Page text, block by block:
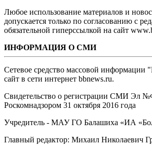
Любое использование материалов и
допускается только по согласованию с
обязательной гиперссылкой на сайт
ИНФОРМАЦИЯ О СМИ
Сетевое средство массовой информации
сайт в сети интернет bbnews.ru.
Свидетельство о регистрации СМИ Эл
Роскомнадзором 31 октября 2016 года
Учредитель - МАУ ГО Балашиха «ИА
Главный редактор: Михаил Николаевич